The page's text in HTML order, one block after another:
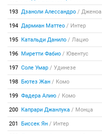
193 Дзаноли Алессандро / Дженоа
194 Дармиан Маттео / Интер
195 Катальди Данило / Лацио
196 Миретти Фабио / Ювентус
197 Соле Умар / Удинезе
198 Бютез Жан / Комо
199 Фадера Алию / Комо
200 Капрари Джанлука / Монца
201 Биссек Ян / Интер